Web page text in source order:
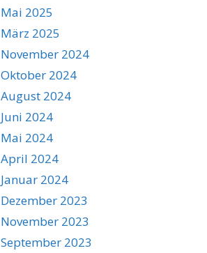
Mai 2025
März 2025
November 2024
Oktober 2024
August 2024
Juni 2024
Mai 2024
April 2024
Januar 2024
Dezember 2023
November 2023
September 2023